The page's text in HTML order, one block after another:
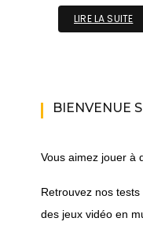
LIRE LA SUITE
BIENVENUE
Vous aimez jouer à
Retrouvez nos
des jeux vidéo en